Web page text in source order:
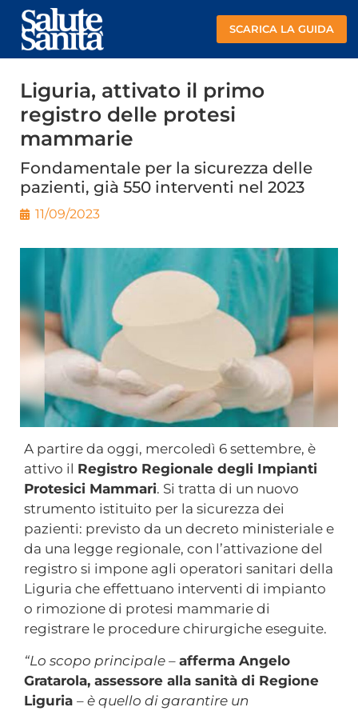
SCARICA LA GUIDA
Liguria, attivato il primo
registro delle protesi
mammarie
Fondamentale per la sicurezza delle
pazienti, già 550 interventi nel 2023
11/09/2023
A partire da oggi, mercoledì 6 settembre, è
attivo il Registro Regionale degli Impianti
Protesici Mammari. Si tratta di un nuovo
strumento istituito per la sicurezza dei
pazienti: previsto da un decreto ministeriale e
da una legge regionale, con l’attivazione del
registro si impone agli operatori sanitari della
Liguria che effettuano interventi di impianto
o rimozione di protesi mammarie di
registrare le procedure chirurgiche eseguite.
“Lo scopo principale – afferma Angelo
Gratarola, assessore alla sanità di Regione
Liguria – è quello di garantire un